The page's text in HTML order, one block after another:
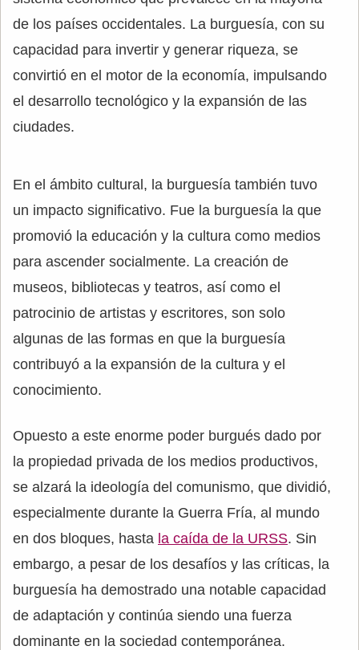
de los países occidentales. La burguesía, con su
capacidad para invertir y generar riqueza, se
convirtió en el motor de la economía, impulsando
el desarrollo tecnológico y la expansión de las
ciudades.
En el ámbito cultural, la burguesía también tuvo
un impacto significativo. Fue la burguesía la que
promovió la educación y la cultura como medios
para ascender socialmente. La creación de
museos, bibliotecas y teatros, así como el
patrocinio de artistas y escritores, son solo
algunas de las formas en que la burguesía
contribuyó a la expansión de la cultura y el
conocimiento.
Opuesto a este enorme poder burgués dado por
la propiedad privada de los medios productivos,
se alzará la ideología del comunismo, que dividió,
especialmente durante la Guerra Fría, al mundo
en dos bloques, hasta la caída de la URSS. Sin
embargo, a pesar de los desafíos y las críticas, la
burguesía ha demostrado una notable capacidad
de adaptación y continúa siendo una fuerza
dominante en la sociedad contemporánea.